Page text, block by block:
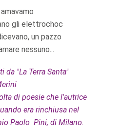
gli elettrochoc
un pazzo
nessuno...
da "La Terra Santa"
di poesie che l'autrice
era rinchiusa nel
Paolo Pini, di Milano.